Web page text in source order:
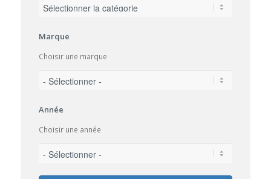
Marque
Choisir une marque
Année
Choisir une année